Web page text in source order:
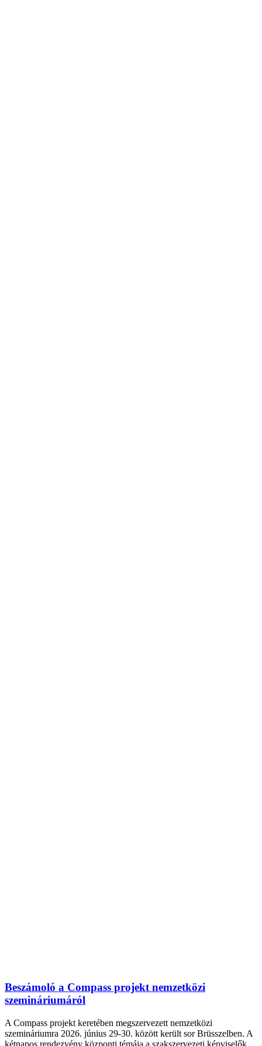
Beszámoló a Compass projekt nemzetközi
szemináriumáról
A Compass projekt keretében megszervezett nemzetközi
szemináriumra 2026. június 29-30. között került sor Brüsszelben. A
kétnapos rendezvény központi témája a szakszervezeti képviselők